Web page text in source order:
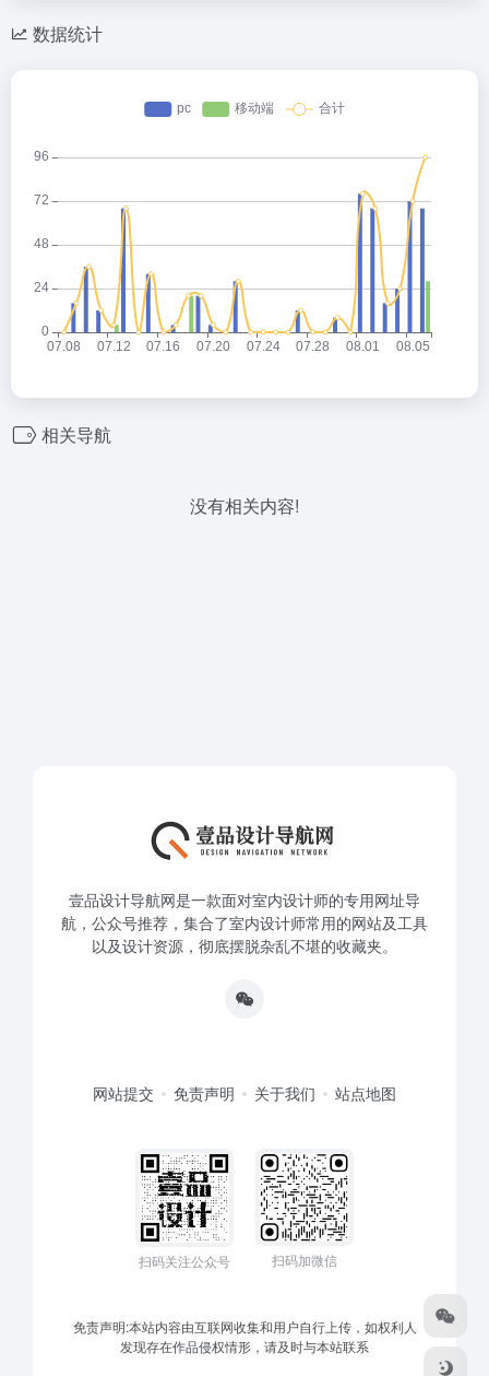
数据统计
相关导航
没有相关内容!
壹品设计导航网是一款面对室内设计师的专用网址导
航，公众号推荐，集合了室内设计师常用的网站及工具
以及设计资源，彻底摆脱杂乱不堪的收藏夹。
网站提交 免责声明 关于我们 站点地图
扫码关注公众号 扫码加微信
免责声明:本站内容由互联网收集和用户自行上传，如权利人
发现存在作品侵权情形，请及时与本站联系